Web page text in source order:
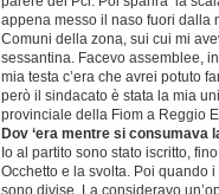
appena messo il naso fuori dalla
Comuni della zona, sui cui mi
sessantina. Facevo assemblee,
mia testa c’era che avrei potuto
però il sindacato è stata la mia
provinciale della Fiom a Reggio
Dov ‘era mentre si consumava
Io al partito sono stato iscritto,
Occhetto e la svolta. Poi quando
sono divise. La consideravo